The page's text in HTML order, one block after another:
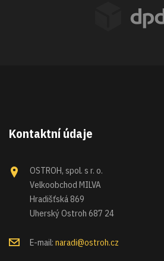
Kontaktní údaje
OSTROH, spol. s r. o.
Velkoobchod MILVA
Hradišťská 869
Uherský Ostroh 687 24
E-mail: naradi@ostroh.cz